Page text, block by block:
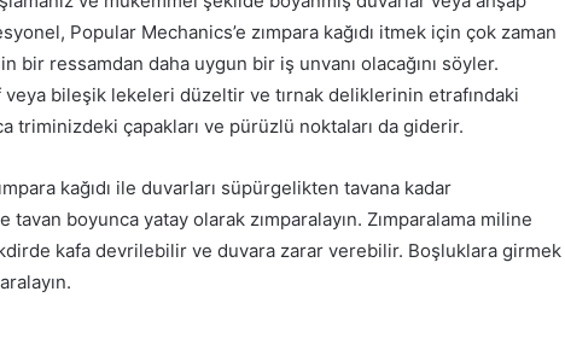
Popular Mechanics’e zımpara kağıdı itmek için çok zaman
bir ressamdan daha uygun bir iş unvanı olacağını söyler.
veya bileşik lekeleri düzeltir ve tırnak deliklerinin etrafındaki
triminizdeki çapakları ve pürüzlü noktaları da giderir.
kağıdı ile duvarları süpürgelikten tavana kadar
tavan boyunca yatay olarak zımparalayın. Zımparalama miline
kafa devrilebilir ve duvara zarar verebilir. Boşluklara girmek